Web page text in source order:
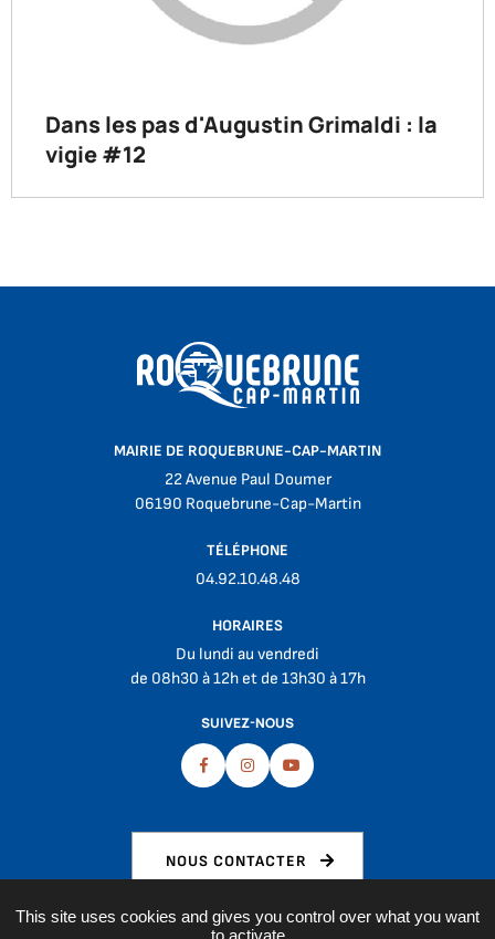
Dans les pas d'Augustin Grimaldi : la
vigie #12
MAIRIE DE ROQUEBRUNE-CAP-MARTIN
22 Avenue Paul Doumer
06190 Roquebrune-Cap-Martin
TÉLÉPHONE
04.92.10.48.48
HORAIRES
Du lundi au vendredi
de 08h30 à 12h et de 13h30 à 17h
SUIVEZ-NOUS
FacebookInstagramYoutube
NOUS CONTACTER
This site uses cookies and gives you control over what you want
to activate